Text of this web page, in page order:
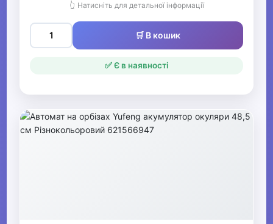
👆 Натисніть для детальної інформації
🛒 В кошик
✅ Є в наявності